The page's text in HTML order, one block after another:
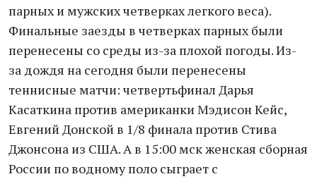
парных и мужских четверках легкого веса).
Финальные заезды в четверках парных были
перенесены со среды из-за плохой погоды. Из-
за дождя на сегодня были перенесены
теннисные матчи: четвертьфинал Дарья
Касаткина против американки Мэдисон Кейс,
Евгений Донской в 1/8 финала против Стива
Джонсона из США. А в 15:00 мск женская сборная
России по водному поло сыграет с